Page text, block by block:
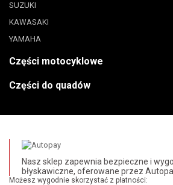
SUZUKI
KAWASAKI
YAMAHA
Części motocyklowe
Części do quadów
Nasz sklep zapewnia bezpieczne i
błyskawiczne, oferowane przez
Możesz wygodnie skorzystać z płatności: